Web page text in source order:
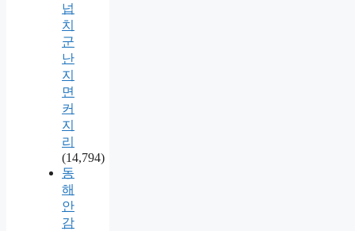
넙
치
군
난
지
면
커
지
리
(14,794)
동
해
안
감